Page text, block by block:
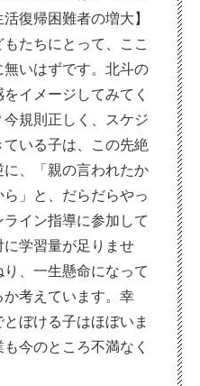
復帰困難者の増大】
たちにとって、ここ
無いはずです。北斗の
イメージしてみてく
規則正しく、スケジ
いる子は、この先絶
、「親の言われたか
」と、だらだらやっ
イン指導に参加して
学習量が足りませ
、一生懸命になって
考えています。幸
ぼける子はほぼいま
今のところ不満なく